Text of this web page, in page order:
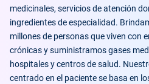
medicinales, servicios de atención
ingredientes de especialidad.
millones de personas que viven con
crónicas y suministramos gases
hospitales y centros de salud.
centrado en el paciente se basa en